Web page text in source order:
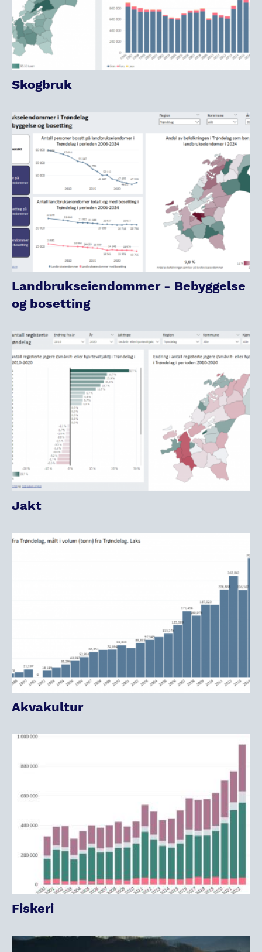
Skogbruk
Landbrukseiendommer - Bebyggelse
og bosetting
Jakt
Akvakultur
Fiskeri